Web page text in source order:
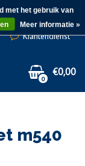
Klantendienst
0
€0,00
m540
met het gebruik van
Meer informatie »